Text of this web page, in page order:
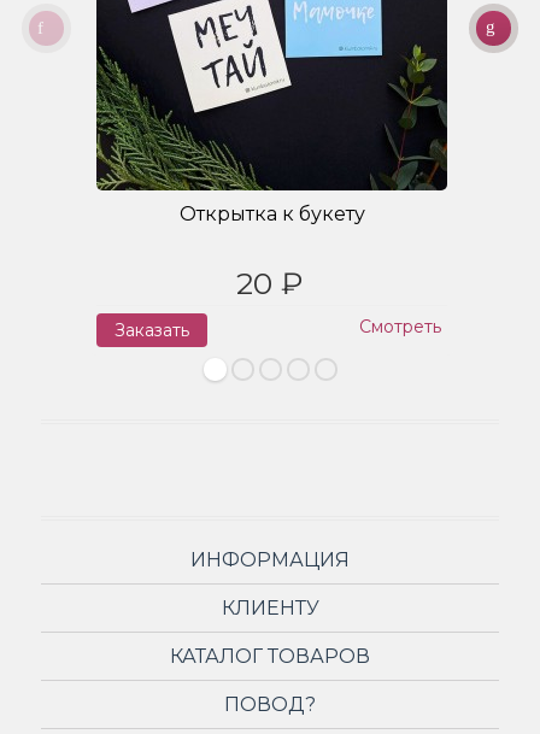
Открытка к букету
20 ₽
Заказать Смотреть
ИНФОРМАЦИЯ
КЛИЕНТУ
КАТАЛОГ ТОВАРОВ
ПОВОД?